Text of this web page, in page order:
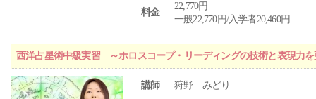
料金
22,770円
一般22,770円/入学者20,460円
西洋占星術中級実習 ～ホロスコープ・リーディングの技術と表現力
講師 狩野 みどり